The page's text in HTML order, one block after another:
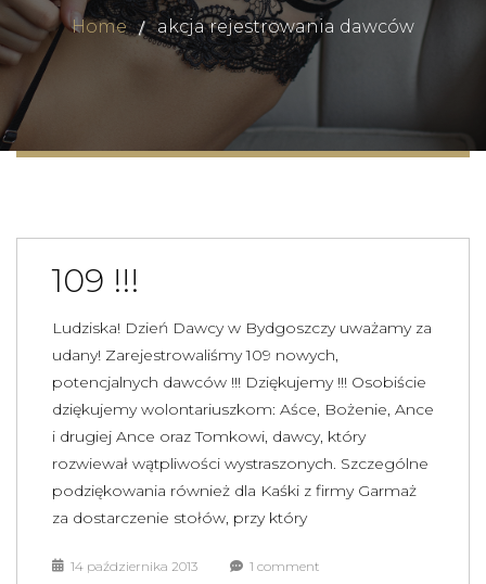
Home akcja rejestrowania dawców
109 !!!
Ludziska! Dzień Dawcy w Bydgoszczy uważamy za
udany! Zarejestrowaliśmy 109 nowych,
potencjalnych dawców !!! Dziękujemy !!! Osobiście
dziękujemy wolontariuszkom: Aśce, Bożenie, Ance
i drugiej Ance oraz Tomkowi, dawcy, który
rozwiewał wątpliwości wystraszonych. Szczególne
podziękowania również dla Kaśki z firmy Garmaż
za dostarczenie stołów, przy który
14 października 2013 1 comment